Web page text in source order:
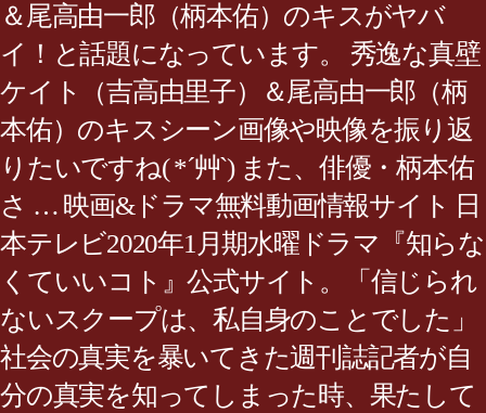
＆尾高由一郎（柄本佑）のキスがヤバ
イ！と話題になっています。 秀逸な真壁
ケイト（吉高由里子）＆尾高由一郎（柄
本佑）のキスシーン画像や映像を振り返
りたいですね( *´艸`) また、俳優・柄本佑
さ … 映画&ドラマ無料動画情報サイト 日
本テレビ2020年1月期水曜ドラマ『知らな
くていいコト』公式サイト。「信じられ
ないスクープは、私自身のことでした」
社会の真実を暴いてきた週刊誌記者が自
分の真実を知ってしまった時、果たして